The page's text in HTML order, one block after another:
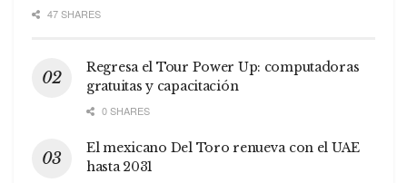
47 SHARES
Regresa el Tour Power Up: computadoras
gratuitas y capacitación
0 SHARES
El mexicano Del Toro renueva con el UAE
hasta 2031